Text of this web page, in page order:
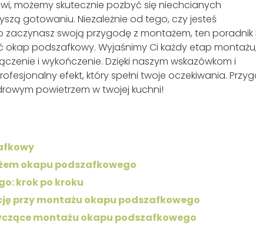
możemy skutecznie pozbyć się niechcianych
gotowaniu. Niezależnie od tego, czy jesteś
swoją przygodę z montażem, ten poradnik
okap podszafkowy. Wyjaśnimy Ci każdy etap
i wykończenie. Dzięki naszym wskazówkom i
efekt, który spełni twoje oczekiwania.
powietrzem w twojej kuchni!
okapu podszafkowego
krok po kroku
przy montażu okapu podszafkowego
montażu okapu podszafkowego